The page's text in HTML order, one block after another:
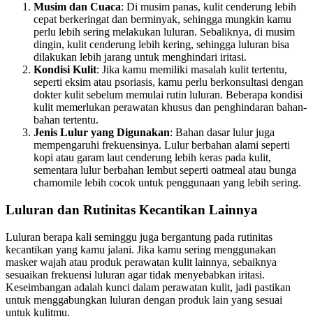
Musim dan Cuaca: Di musim panas, kulit cenderung lebih
cepat berkeringat dan berminyak, sehingga mungkin kamu
perlu lebih sering melakukan luluran. Sebaliknya, di musim
dingin, kulit cenderung lebih kering, sehingga luluran bisa
dilakukan lebih jarang untuk menghindari iritasi.
Kondisi Kulit: Jika kamu memiliki masalah kulit tertentu,
seperti eksim atau psoriasis, kamu perlu berkonsultasi dengan
dokter kulit sebelum memulai rutin luluran. Beberapa kondisi
kulit memerlukan perawatan khusus dan penghindaran bahan-
bahan tertentu.
Jenis Lulur yang Digunakan: Bahan dasar lulur juga
mempengaruhi frekuensinya. Lulur berbahan alami seperti
kopi atau garam laut cenderung lebih keras pada kulit,
sementara lulur berbahan lembut seperti oatmeal atau bunga
chamomile lebih cocok untuk penggunaan yang lebih sering.
Luluran dan Rutinitas Kecantikan Lainnya
Luluran berapa kali seminggu juga bergantung pada rutinitas
kecantikan yang kamu jalani. Jika kamu sering menggunakan
masker wajah atau produk perawatan kulit lainnya, sebaiknya
sesuaikan frekuensi luluran agar tidak menyebabkan iritasi.
Keseimbangan adalah kunci dalam perawatan kulit, jadi pastikan
untuk menggabungkan luluran dengan produk lain yang sesuai
untuk kulitmu.